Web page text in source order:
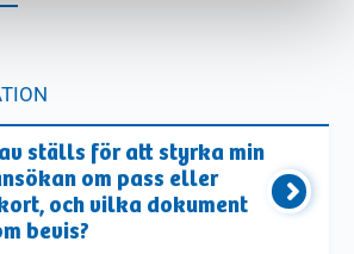
ställs för att styrka min
om pass eller
och vilka dokument
bevis?